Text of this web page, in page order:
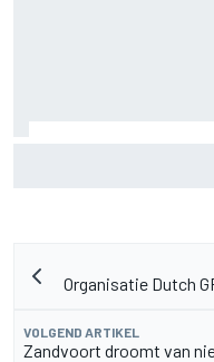
Organisatie Dutch
VOLGEND ARTIKEL
Zandvoort droomt van